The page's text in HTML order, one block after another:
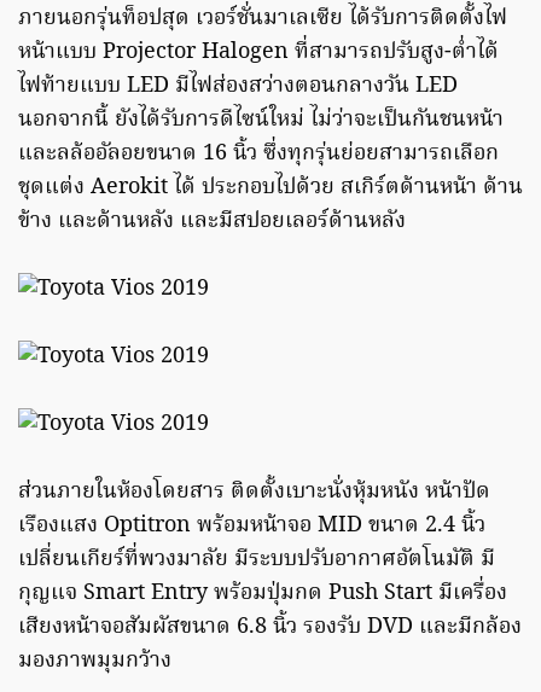
ภายนอกรุ่นท็อปสุด เวอร์ชั่นมาเลเซีย ได้รับการติดตั้งไฟ
หน้าแบบ Projector Halogen ที่สามารถปรับสูง-ต่ำได้
ไฟท้ายแบบ LED มีไฟส่องสว่างตอนกลางวัน LED
นอกจากนี้ ยังได้รับการดีไซน์ใหม่ ไม่ว่าจะเป็นกันชนหน้า
และลล้ออัลอยขนาด 16 นิ้ว ซึ่งทุกรุ่นย่อยสามารถเลือก
ชุดแต่ง Aerokit ได้ ประกอบไปด้วย สเกิร์ตด้านหน้า ด้าน
ข้าง และด้านหลัง และมีสปอยเลอร์ด้านหลัง
ส่วนภายในห้องโดยสาร ติดตั้งเบาะนั่งหุ้มหนัง หน้าปัด
เรืองแสง Optitron พร้อมหน้าจอ MID ขนาด 2.4 นิ้ว
เปลี่ยนเกียร์ที่พวงมาลัย มีระบบปรับอากาศอัตโนมัติ มี
กุญแจ Smart Entry พร้อมปุ่มกด Push Start มีเครื่อง
เสียงหน้าจอสัมผัสขนาด 6.8 นิ้ว รองรับ DVD และมีกล้อง
มองภาพมุมกว้าง